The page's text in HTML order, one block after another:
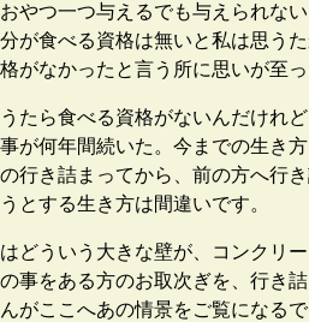
やつ一つ与えるでも与えられな
が食べる資格は無いと私は思う
がなかったと言う所に思いが至
たら食べる資格がないんだけれ
が何年間続いた。今までの生き
行き詰まってから、前の方へ行
とする生き方は間違いです。
どういう大きな壁が、コンクリ
事をある方のお取次ぎを、行き
がここへあの情景をご覧になる